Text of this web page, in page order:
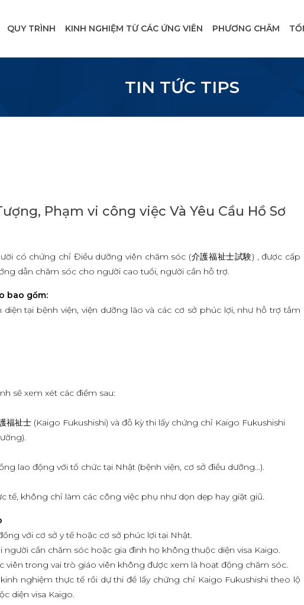
QUY TRÌNH KINH NGHIỆM TỪ CÁC ỨNG VIÊN PHƯƠNG CHÂM
TIN TỨC TIPS
Phạm vi công việc Và Yêu Cầu Hồ Sơ
có chứng chỉ Điều dưỡng viên chăm sóc (介護福祉士試験) , được cấp
dẫn chăm sóc cho người cao tuổi, người cần hỗ trợ.
bao gồm:
diện tại bệnh viện, viện dưỡng lão và các cơ sở phúc lợi, như hỗ trợ tắm
sẽ xem xét các điểm sau:
祉士 (Kaigo Fukushishi) và đỗ kỳ thi lấy chứng chỉ Kaigo Fukushishi
lao động với tổ chức tại Nhật (bệnh viện, cơ sở điều dưỡng…).
tế, không chỉ làm các công việc phụ như dọn dẹp hay giặt giũ.
với cơ sở y tế hoặc cơ sở phúc lợi tại Nhật.
cần chăm sóc hoặc gia đình họ không thuộc diện visa Kaigo.
viên trong vai trò giáo viên không được xem là hoạt động chăm sóc.
nghiệm thực tế rồi dự thi để lấy chứng chỉ Kaigo Fukushishi theo lộ
diện visa Kaigo.